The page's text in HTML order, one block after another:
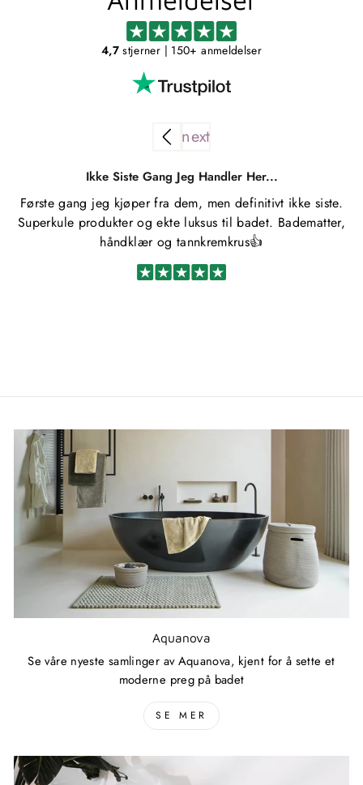
4,7stjerner | 150+ anmeldelser
Ikke Siste Gang Jeg Handler Her...
Første gang jeg kjøper fra dem, men definitivt ikke siste.
Superkule produkter og ekte luksus til badet. Badematter,
håndklær og tannkremkrus👍
Aquanova
Se våre nyeste samlinger av Aquanova, kjent for å sette et
moderne preg på badet
SE MER